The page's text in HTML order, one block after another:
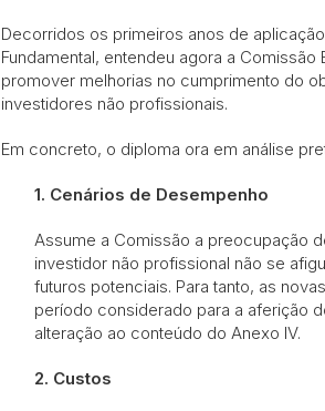
Decorridos os primeiros anos de
Fundamental, entendeu agora a
promover melhorias no cumprimento do
investidores não profissionais.
Em concreto, o diploma ora em análise
1. Cenários de Desempenho
Assume a Comissão a preocupação
investidor não profissional não se
futuros potenciais. Para tanto, as
período considerado para a aferição
alteração ao conteúdo do Anexo IV.
2. Custos